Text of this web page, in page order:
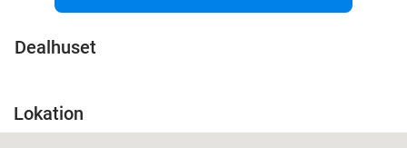
Dealhuset
Lokation